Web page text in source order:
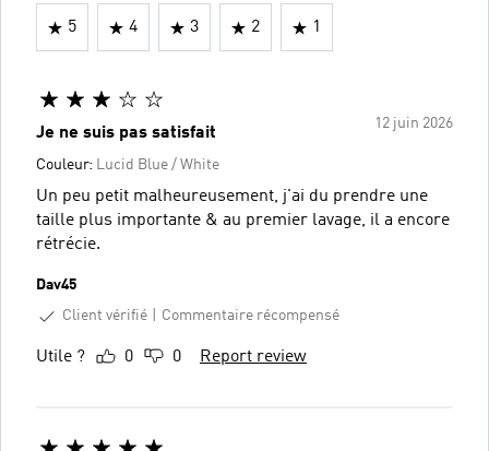
5 4 3 2 1
12 juin 2026
Je ne suis pas satisfait
Couleur: Lucid Blue / White
Un peu petit malheureusement, j'ai du prendre une
taille plus importante & au premier lavage, il a encore
rétrécie.
Dav45
Client vérifié
Commentaire récompensé
Utile ? 0 0 Report review